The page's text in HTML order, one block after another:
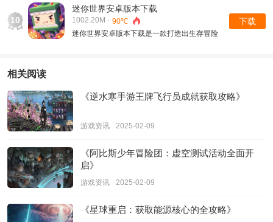
旅程，游戏内会有很多华丽的场景并且会给玩
家带来视觉上的盛宴，游戏内会有很多经常
的.....
10
迷你世界安卓版本下载
1002.20M · 90℃
迷你世界安卓版本下载是一款打造出生存冒险
下载
相关阅读
《逆水寒手游王牌飞行员成就获取攻略》
游戏资讯 2025-02-09
《阿比斯少年冒险团：虚空测试活动全面开
启》
游戏资讯 2025-02-09
《星球重启：获取能源核心的全攻略》